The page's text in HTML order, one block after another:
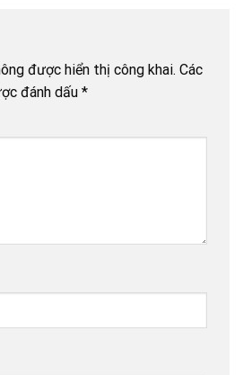
được hiển thị công khai. Các
đánh dấu *